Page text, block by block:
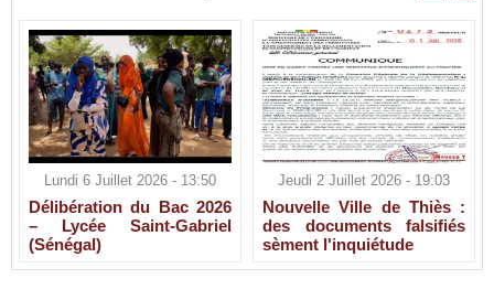
Lundi 6 Juillet 2026 - 13:50
Délibération du Bac 2026
– Lycée Saint-Gabriel
(Sénégal)
Jeudi 2 Juillet 2026 - 19:03
Nouvelle Ville de Thiès :
des documents falsifiés
sèment l'inquiétude